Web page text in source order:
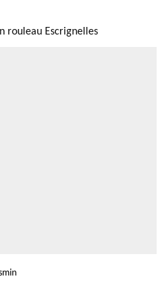
rouleau Escrignelles